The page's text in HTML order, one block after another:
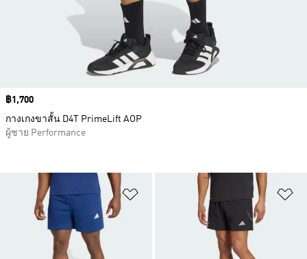
เพิ่มไปยังรายการสินค้าโปรด
Price
฿1,700
กางเกงขาสั้น D4T PrimeLift AOP
ผู้ชาย Performance